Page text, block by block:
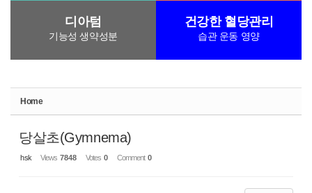
디아텀
기능성 생약성분
건강한 혈당관리
습관 운동 영양
Home
당살초(Gymnema)
hsk Views 7848 Votes 0 Comment 0